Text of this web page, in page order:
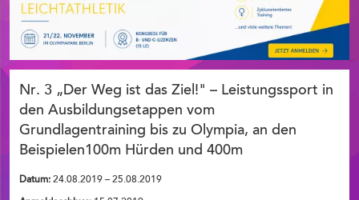
Nr. 3 „Der Weg ist das Ziel!" – Leistungssport in
den Ausbildungsetappen vom
Grundlagentraining bis zu Olympia, an den
Beispielen100m Hürden und 400m
Datum: 24.08.2019 – 25.08.2019